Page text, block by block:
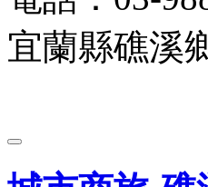
宜蘭縣礁溪